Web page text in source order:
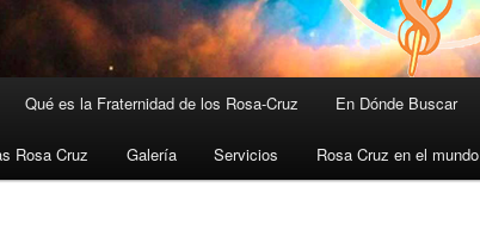
Qué es la Fraternidad de los Rosa-Cruz En Dónde Buscar
Rosa Cruz Galería Servicios Rosa Cruz en el mundo